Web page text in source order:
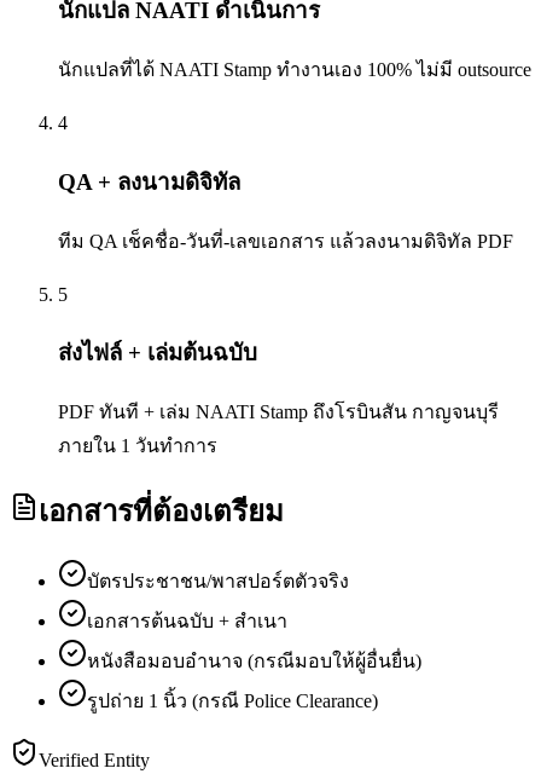
นักแปล NAATI ดำเนินการ
นักแปลที่ได้ NAATI Stamp ทำงานเอง 100% ไม่มี outsource
4
QA + ลงนามดิจิทัล
ทีม QA เช็คชื่อ-วันที่-เลขเอกสาร แล้วลงนามดิจิทัล PDF
5
ส่งไฟล์ + เล่มต้นฉบับ
PDF ทันที + เล่ม NAATI Stamp ถึงโรบินสัน กาญจนบุรี
ภายใน 1 วันทำการ
เอกสารที่ต้องเตรียม
บัตรประชาชน/พาสปอร์ตตัวจริง
เอกสารต้นฉบับ + สำเนา
หนังสือมอบอำนาจ (กรณีมอบให้ผู้อื่นยื่น)
รูปถ่าย 1 นิ้ว (กรณี Police Clearance)
Verified Entity